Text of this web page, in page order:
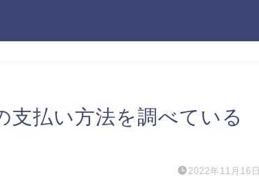
支払い方法を調べている
2022年11月16日